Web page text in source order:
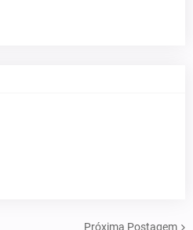
Próxima Postagem